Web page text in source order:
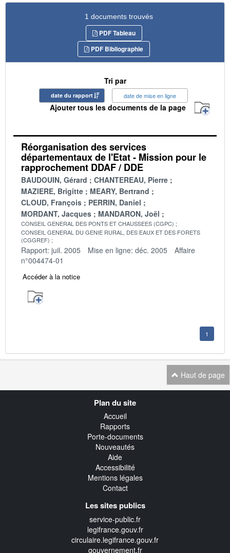
1 documents trouvés
PDF Tableau
PDF Bibliographie
Tri par
date du rapport date de mise en ligne
Ajouter tous les documents de la page
Réorganisation des services
départementaux de l'Etat - Mission pour le
rapprochement DDAF / DDE
BAUDOUIN, Gérard
CHANTEREAU, Pierre
MAZIERE, Brigitte
MEARY, Bertrand
CLOUD, François
PERRIN, Daniel
MORDANT, Jacques
MANDARON, Joël
CONSEIL GENERAL DES PONTS ET CHAUSSEES (CGPC)
CONSEIL GENERAL DU GENIE RURAL, DES EAUX ET DES FORETS
(CGGREF)
Rapport: juil. 2005 Mise en ligne: déc. 2005
Affaire
n°004474-01
Accéder à la notice
1
Haut de page
Plan du site
Accueil
Rapports
Porte-documents
Nouveautés
Aide
Accessibilité
Mentions légales
Contact
Les sites publics
service-public.fr
legifrance.gouv.fr
circulaire.legifrance.gouv.fr
gouvernement.fr